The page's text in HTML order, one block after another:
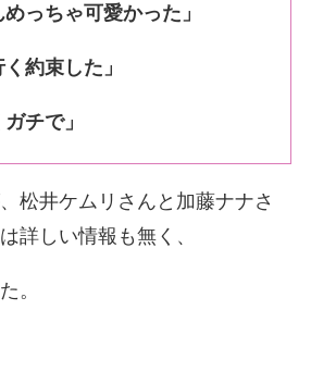
めっちゃ可愛かった」
約束した」
チで」
松井ケムリさんと加藤ナナさ
詳しい情報も無く、
。